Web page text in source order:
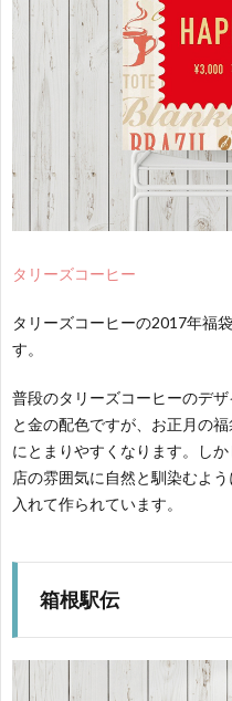
タリーズコーヒー
タリーズコーヒーの2017年福
す。
普段のタリーズコーヒーのデ
と金の配色ですが、お正月の
にとまりやすくなります。し
店の雰囲気に自然と馴染むよ
入れて作られています。
箱根駅伝